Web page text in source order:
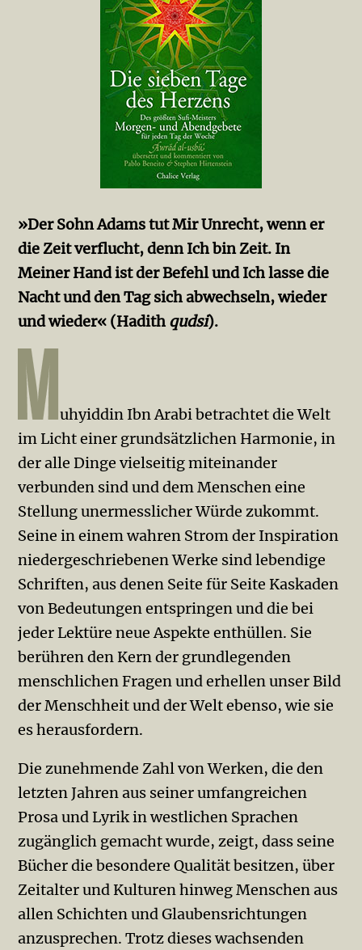
»Der Sohn Adams tut Mir Unrecht, wenn er
die Zeit verflucht, denn Ich bin Zeit. In
Meiner Hand ist der Befehl und Ich lasse die
Nacht und den Tag sich abwechseln, wieder
und wieder« (Hadith qudsi).
uhyiddin Ibn Arabi betrachtet die Welt
im Licht einer grundsätzlichen Harmonie, in
der alle Dinge vielseitig miteinander
verbunden sind und dem Menschen eine
Stellung unermesslicher Würde zukommt.
Seine in einem wahren Strom der Inspiration
niedergeschriebenen Werke sind lebendige
Schriften, aus denen Seite für Seite Kaskaden
von Bedeutungen entspringen und die bei
jeder Lektüre neue Aspekte enthüllen. Sie
berühren den Kern der grundlegenden
menschlichen Fragen und erhellen unser Bild
der Menschheit und der Welt ebenso, wie sie
es herausfordern.
Die zunehmende Zahl von Werken, die den
letzten Jahren aus seiner umfangreichen
Prosa und Lyrik in westlichen Sprachen
zugänglich gemacht wurde, zeigt, dass seine
Bücher die besondere Qualität besitzen, über
Zeitalter und Kulturen hinweg Menschen aus
allen Schichten und Glaubensrichtungen
anzusprechen. Trotz dieses wachsenden